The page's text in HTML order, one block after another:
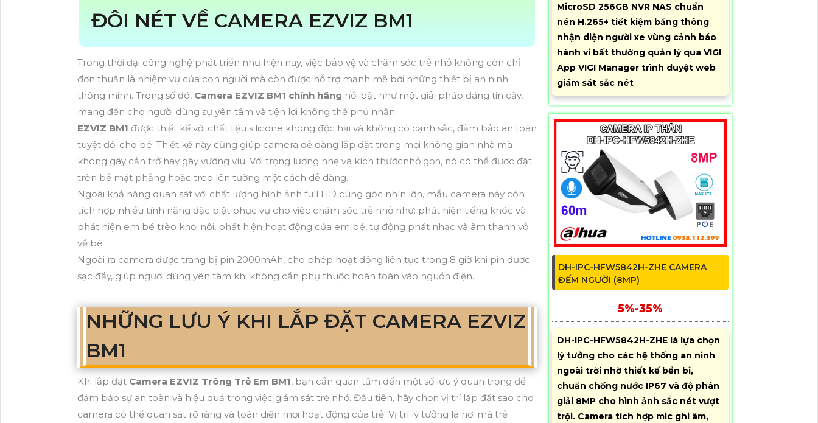
ĐÔI NÉT VỀ CAMERA EZVIZ BM1
Trong thời đại công nghệ phát triển như hiện nay, việc bảo vệ và chăm sóc trẻ nhỏ không còn chỉ
đơn thuần là nhiệm vụ của con người mà còn được hỗ trợ mạnh mẽ bởi những thiết bị an ninh
thông minh. Trong số đó, Camera EZVIZ BM1 chính hãng nổi bật như một giải pháp đáng tin cậy,
mang đến cho người dùng sự yên tâm và tiện lợi không thể phủ nhận.
EZVIZ BM1 được thiết kế với chất liệu silicone không độc hại và không có cạnh sắc, đảm bảo an toàn
tuyệt đối cho bé. Thiết kế này cũng giúp camera dễ dàng lắp đặt trong mọi không gian nhà mà
không gây cản trở hay gây vướng víu. Với trọng lượng nhẹ và kích thướcnhỏ gọn, nó có thể được đặt
trên bề mặt phẳng hoặc treo lên tường một cách dễ dàng.
Ngoài khả năng quan sát với chất lượng hình ảnh full HD cùng góc nhìn lớn, mẫu camera này còn
tích hợp nhiều tính năng đặc biệt phục vụ cho việc chăm sóc trẻ nhỏ như: phát hiện tiếng khóc và
phát hiện em bé trèo khỏi nôi, phát hiện hoạt động của em bé, tự động phát nhạc và âm thanh vỗ
về bé
Ngoài ra camera được trang bị pin 2000mAh, cho phép hoạt động liên tục trong 8 giờ khi pin được
sạc đầy, giúp người dùng yên tâm khi không cần phụ thuộc hoàn toàn vào nguồn điện.
NHỮNG LƯU Ý KHI LẮP ĐẶT CAMERA EZVIZ
BM1
Khi lắp đặt Camera EZVIZ Trông Trẻ Em BM1, bạn cần quan tâm đến một số lưu ý quan trọng để
đảm bảo sự an toàn và hiệu quả trong việc giám sát trẻ nhỏ. Đầu tiên, hãy chọn vị trí lắp đặt sao cho
camera có thể quan sát rõ ràng và toàn diện mọi hoạt động của trẻ. Vị trí lý tưởng là nơi mà trẻ
MicroSD 256GB NVR NAS chuẩn
nén H.265+ tiết kiệm băng thông
nhận diện người xe vùng cảnh báo
hành vi bất thường quản lý qua VIGI
App VIGI Manager trình duyệt web
giám sát sắc nét
DH-IPC-HFW5842H-ZHE CAMERA
ĐẾM NGƯỜI (8MP)
5%-35%
DH-IPC-HFW5842H-ZHE là lựa chọn
lý tưởng cho các hệ thống an ninh
ngoài trời nhờ thiết kế bền bỉ,
chuẩn chống nước IP67 và độ phân
giải 8MP cho hình ảnh sắc nét vượt
trội. Camera tích hợp mic ghi âm,